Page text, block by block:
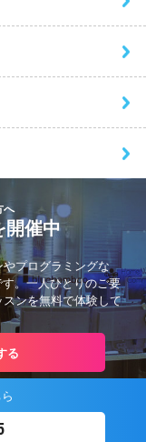
へ
開催中
プログラミングな
。一人ひとりのご要
ンを無料で体験して
る